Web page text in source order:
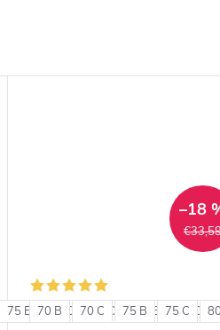
85 D 90 B 90 C + ďalšie
75 E 80 C 80 D 80 E 85 C
–18
70 B 70 C 75 B 75 C